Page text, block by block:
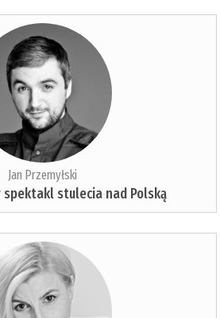
Jan Przemyłski
spektakl stulecia nad Polską